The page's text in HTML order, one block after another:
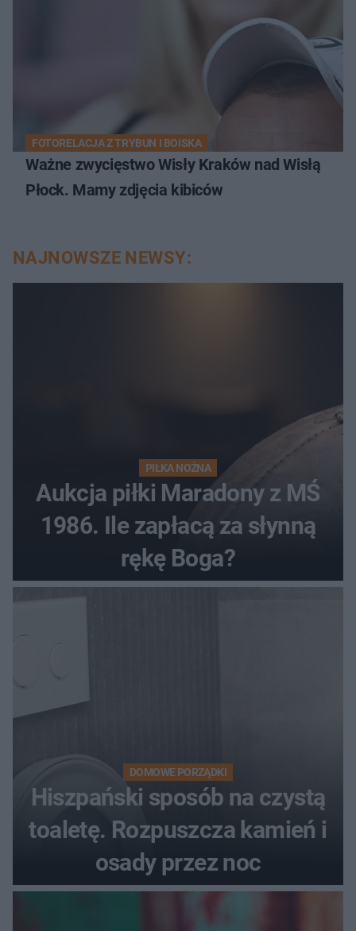
FOTORELACJA Z TRYBUN I BOISKA
Ważne zwycięstwo Wisły Kraków nad Wisłą
Płock. Mamy zdjęcia kibiców
NAJNOWSZE NEWSY:
PIŁKA NOŻNA
Aukcja piłki Maradony z MŚ
1986. Ile zapłacą za słynną
rękę Boga?
DOMOWE PORZĄDKI
Hiszpański sposób na czystą
toaletę. Rozpuszcza kamień i
osady przez noc